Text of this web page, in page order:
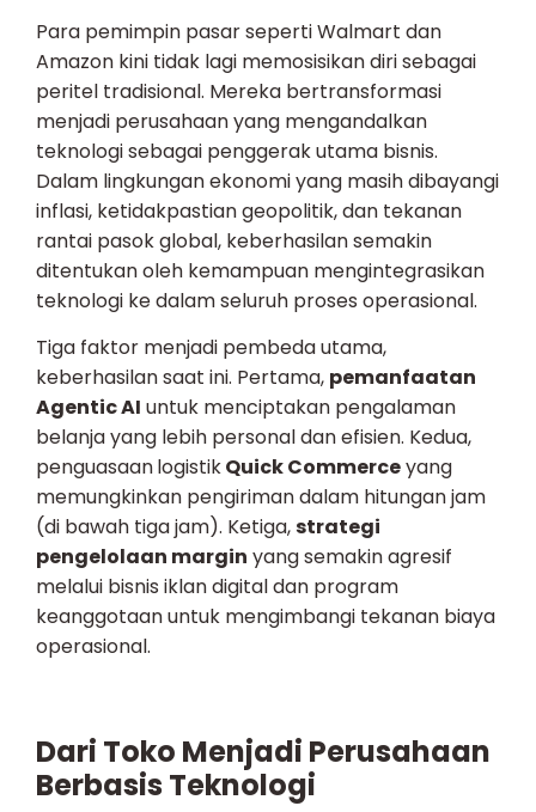
Para pemimpin pasar seperti Walmart dan
Amazon kini tidak lagi memosisikan diri sebagai
peritel tradisional. Mereka bertransformasi
menjadi perusahaan yang mengandalkan
teknologi sebagai penggerak utama bisnis.
Dalam lingkungan ekonomi yang masih dibayangi
inflasi, ketidakpastian geopolitik, dan tekanan
rantai pasok global, keberhasilan semakin
ditentukan oleh kemampuan mengintegrasikan
teknologi ke dalam seluruh proses operasional.
Tiga faktor menjadi pembeda utama,
keberhasilan saat ini. Pertama, pemanfaatan
Agentic AI untuk menciptakan pengalaman
belanja yang lebih personal dan efisien. Kedua,
penguasaanlogistikQuick Commerceyang
memungkinkan pengiriman dalam hitungan jam
(di bawah tiga jam). Ketiga,strategi
pengelolaan margin yang semakin agresif
melalui bisnis iklan digital dan program
keanggotaan untuk mengimbangi tekanan biaya
operasional.
Dari Toko Menjadi Perusahaan
Berbasis Teknologi